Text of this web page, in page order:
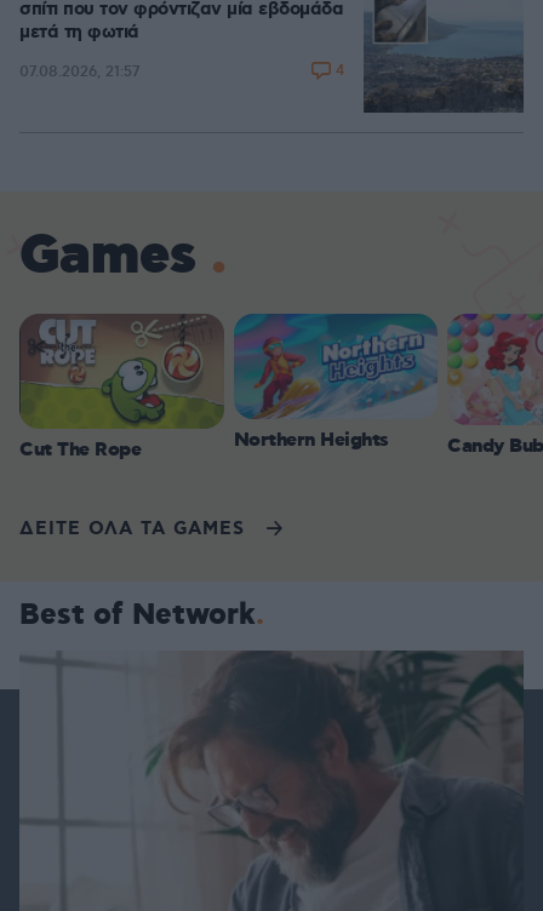
σπίτι που τον φρόντιζαν μία εβδομάδα
μετά τη φωτιά
07.08.2026, 21:57 4
Games
Cut The Rope Northern Heights Candy
ΔΕΙΤΕ ΟΛΑ ΤΑ GAMES
Best of Network